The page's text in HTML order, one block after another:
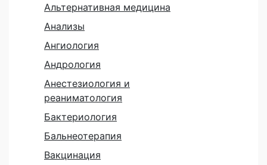
Альтернативная медицина
Анализы
Ангиология
Андрология
Анестезиология и
реаниматология
Бактериология
Бальнеотерапия
Вакцинация